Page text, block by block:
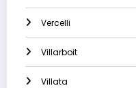
Vercelli
Villarboit
Villata